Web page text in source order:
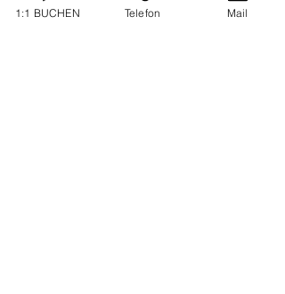
1:1 BUCHEN Telefon Mail